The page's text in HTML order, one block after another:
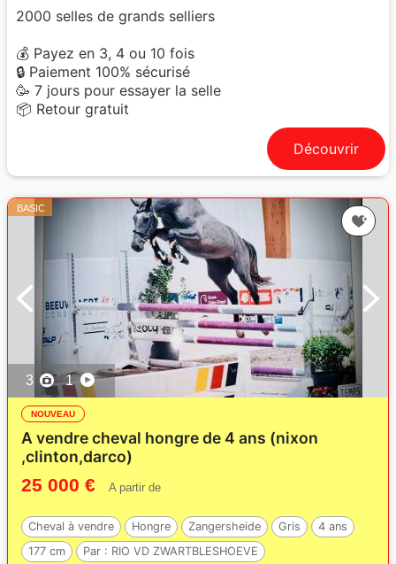
2000 selles de grands selliers
💰 Payez en 3, 4 ou 10 fois
🔒 Paiement 100% sécurisé
🥳 7 jours pour essayer la selle
📦 Retour gratuit
Découvrir
BASIC
3 1
NOUVEAU
A vendre cheval hongre de 4 ans (nixon
,clinton,darco)
25 000 € A partir de
Cheval à vendre Hongre Zangersheide Gris
4 ans
177 cm
Par : RIO VD ZWARTBLESHOEVE